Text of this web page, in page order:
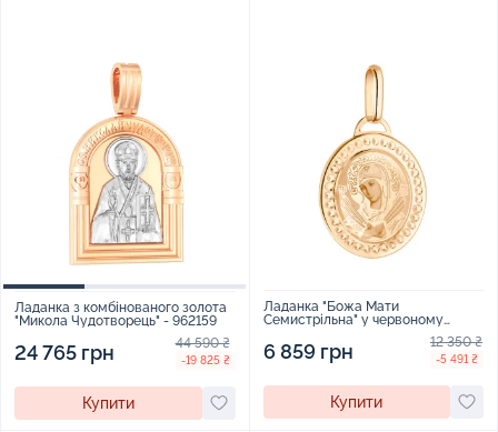
Ладанка з комбінованого золота
"Микола Чудотворець" - 962159
24 765 грн 44 590 ₴
-19 825 ₴
Купити
Ладанка "Божа Мати
Семистрільна" у червоному
золоті з емаллю - 1590025
6 859 грн 12 350 ₴
-5 491 ₴
Купити